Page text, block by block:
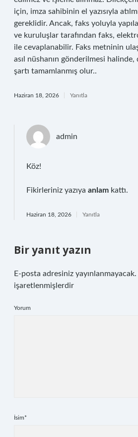
için, imza sahibinin el yazısıyla
gereklidir. Ancak, faks yoluyla
ve kuruluşlar tarafından faks,
ile cevaplanabilir. Faks metninin
asıl nüshanın gönderilmesi halinde,
şartı tamamlanmış olur..
Haziran 18, 2026 Yanıtla
admin
Köz!
Fikirleriniz yazıya anlam kattı.
Haziran 18, 2026 Yanıtla
Bir yanıt yazın
E-posta adresiniz yayınlanmayacak.
işaretlenmişlerdir
Yorum
İsim*